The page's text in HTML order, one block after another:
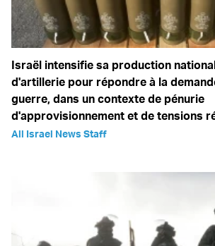
Israël intensifie sa production
d'artillerie pour répondre à la
guerre, dans un contexte de pénurie
d'approvisionnement et de tensions
All Israel News Staff